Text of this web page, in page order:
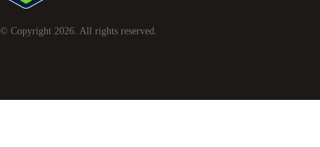
© Copyright 2026 . All rights reserved.